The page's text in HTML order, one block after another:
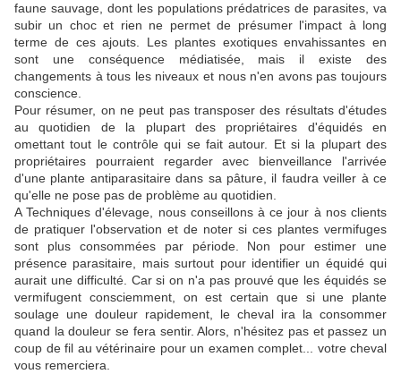
faune sauvage, dont les populations prédatrices de parasites, va
subir un choc et rien ne permet de présumer l'impact à long
terme de ces ajouts. Les plantes exotiques envahissantes en
sont une conséquence médiatisée, mais il existe des
changements à tous les niveaux et nous n'en avons pas toujours
conscience.
Pour résumer, on ne peut pas transposer des résultats d'études
au quotidien de la plupart des propriétaires d'équidés en
omettant tout le contrôle qui se fait autour. Et si la plupart des
propriétaires pourraient regarder avec bienveillance l'arrivée
d'une plante antiparasitaire dans sa pâture, il faudra veiller à ce
qu'elle ne pose pas de problème au quotidien.
A Techniques d'élevage, nous conseillons à ce jour à nos clients
de pratiquer l'observation et de noter si ces plantes vermifuges
sont plus consommées par période. Non pour estimer une
présence parasitaire, mais surtout pour identifier un équidé qui
aurait une difficulté. Car si on n'a pas prouvé que les équidés se
vermifugent consciemment, on est certain que si une plante
soulage une douleur rapidement, le cheval ira la consommer
quand la douleur se fera sentir. Alors, n'hésitez pas et passez un
coup de fil au vétérinaire pour un examen complet... votre cheval
vous remerciera.